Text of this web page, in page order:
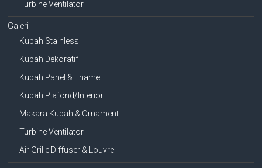
Turbine Ventilator
Galeri
Kubah Stainless
Kubah Dekoratif
Kubah Panel & Enamel
Kubah Plafond/Interior
Makara Kubah & Ornament
Turbine Ventilator
Air Grille Diffuser & Louvre